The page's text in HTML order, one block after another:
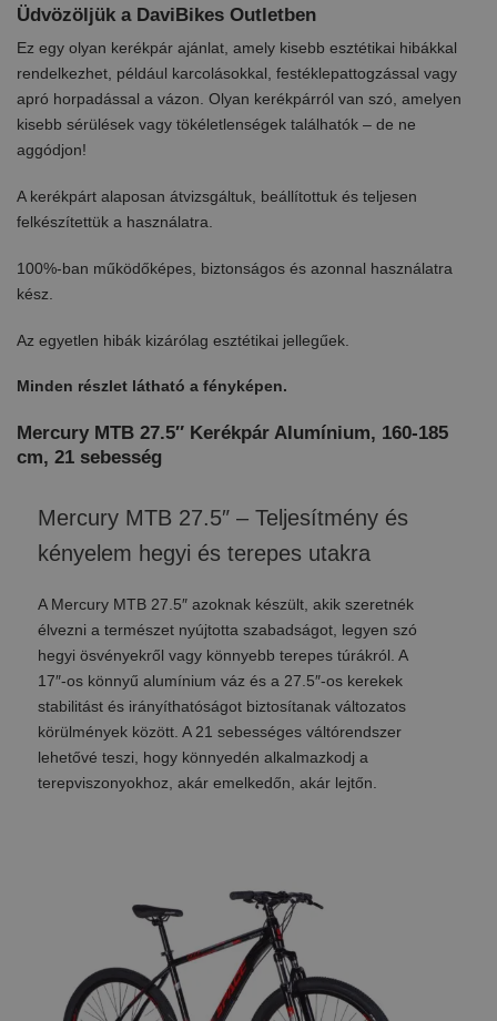
Üdvözöljük a DaviBikes Outletben
Ez egy olyan kerékpár ajánlat, amely kisebb esztétikai hibákkal
rendelkezhet, például karcolásokkal, festéklepattogzással vagy
apró horpadással a vázon. Olyan kerékpárról van szó, amelyen
kisebb sérülések vagy tökéletlenségek találhatók – de ne
aggódjon!
A kerékpárt alaposan átvizsgáltuk, beállítottuk és teljesen
felkészítettük a használatra.
100%-ban működőképes, biztonságos és azonnal használatra
kész.
Az egyetlen hibák kizárólag esztétikai jellegűek.
Minden részlet látható a fényképen.
Mercury MTB 27.5″ Kerékpár Alumínium, 160-185
cm, 21 sebesség
Mercury MTB 27.5″ – Teljesítmény és
kényelem hegyi és terepes utakra
A Mercury MTB 27.5″ azoknak készült, akik szeretnék
élvezni a természet nyújtotta szabadságot, legyen szó
hegyi ösvényekről vagy könnyebb terepes túrákról. A
17″-os könnyű alumínium váz és a 27.5″-os kerekek
stabilitást és irányíthatóságot biztosítanak változatos
körülmények között. A 21 sebességes váltórendszer
lehetővé teszi, hogy könnyedén alkalmazkodj a
terepviszonyokhoz, akár emelkedőn, akár lejtőn.